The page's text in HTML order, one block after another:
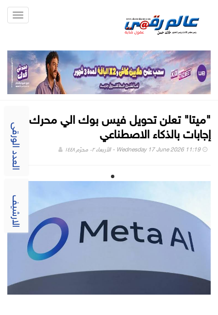
العدد الورقى
الارشيف
"ميتا" تعلن تحويل فيس بوك الي محرك
إجابات بالذكاء الاصطناعي
Wednesday 17 June 2026 11:19 - الأربعاء ٠٢ محرّم ١٤٤٨